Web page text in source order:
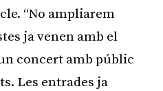
“No ampliarem
ja venen amb el
concert amb públic
Les entrades ja